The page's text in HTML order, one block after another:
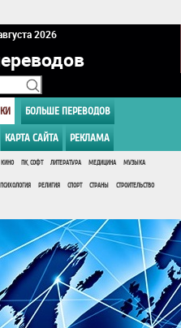
2026
БОЛЬШЕ ПЕРЕВОДОВ
КАРТА САЙТА РЕКЛАМА
КИНО ПК, СОФТ ЛИТЕРАТУРА МЕДИЦИНА МУЗЫКА
ПСИХОЛОГИЯ РЕЛИГИЯ СПОРТ СТРАНЫ СТРОИТЕЛЬСТВО